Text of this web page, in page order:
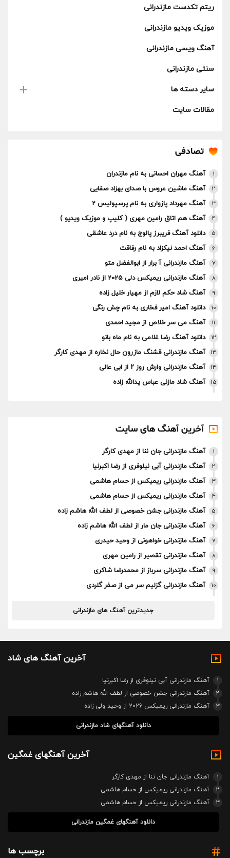
ریتم تکدست مازندرانی
موزیک ویدیو مازندرانی
آهنگ ویسی مازندرانی
سنتی مازندرانی
سایر دسته ها
مقالات سایت
تصادفی
1 آهنگ مهران احسانی به نام مازندران
2 آهنگ ماشین عروس با صدای بهزاد صفایی
3 آهنگ مهرداد پازواری به نام پرسپولیس 2
4 آهنگ هم اتاق رامین مهری ( کلیپ و موزیک ویدیو )
5 دانلود آهنگ فریبرز پالوج به نام درد عاشقی
6 آهنگ احمد نیکزاد به نام رفاقت
7 آهنگ مازندرانی آ برار از ابوالفضل متو
8 آهنگ مازندرانی ریمیکس دلی 2025 از نادر امیری
9 آهنگ شاد حکم لازم از مهیار خلیل زاده
10 دانلود آهنگ امیر فخاری به نام چش رنگی
11 آهنگ می سر خلاص از مجید احمدی
12 دانلود آهنگ رضا غلامی به نام ماه بانو
13 آهنگ مازندرانی قشنگ مازرون حال نخاره از مهدی کارگر
14 آهنگ مازندرانی وارش روز ۲ از ابی عالی
15 آهنگ شاد مازنی عباس یدالله زاده
آخرین آهنگ های سایت
1 آهنگ مازندرانی جان ننا از مهدی کارگر
2 آهنگ مازندرانی آبی نیلوفری از رضا اکبرنیا
3 آهنگ مازندرانی ریمیکس از حسام هاشمی
4 آهنگ مازندرانی ریمیکس از حسام هاشمی
5 آهنگ مازندرانی جشن خصوصی از لطف الله هاشم زاده
6 آهنگ مازندرانی جان مار از لطف الله هاشم زاده
7 آهنگ مازندرانی خواهونی از وحید حیدری
8 آهنگ مازندرانی تقصیر از رامین مهری
9 آهنگ مازندرانی سرباز از محمدرضا شاکری
10 آهنگ مازندرانی گزلیم سر می از صفر گلردی
جدیدترین آهنگ های مازندرانی
آخرین آهنگ های شاد
1
آهنگ مازندرانی آبی نیلوفری از رضا اکبرنیا
2
آهنگ مازندرانی جشن خصوصی از لطف الله هاشم زاده
3
آهنگ مازندرانی ریمیکس 2026 از وحید ولی زاده
دانلود آهنگهای شاد مازندرانی
آخرین آهنگهای غمگین
1
آهنگ مازندرانی جان ننا از مهدی کارگر
2
آهنگ مازندرانی ریمیکس از حسام هاشمی
3
آهنگ مازندرانی ریمیکس از حسام هاشمی
دانلود آهنگهای غمگین مازندرانی
برچسب ها